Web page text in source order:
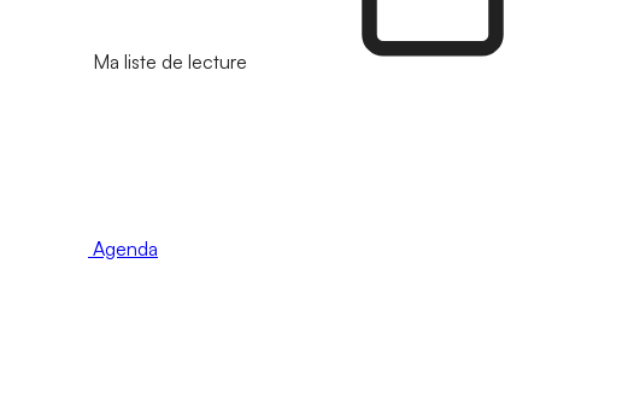
Ma liste de lecture
Agenda